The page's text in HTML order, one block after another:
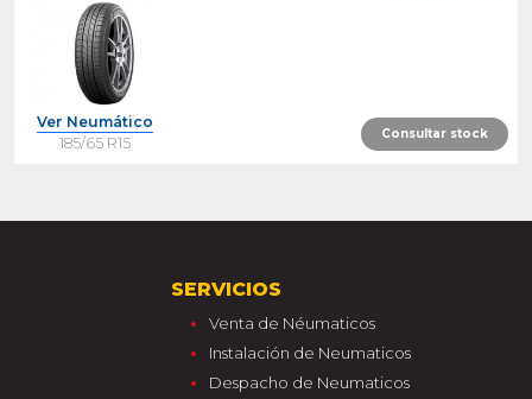
Ver Neumático
185/65 R15
Consultar stock
SERVICIOS
Venta de Néumaticos
Instalación de Neumaticos
Despacho de Neumaticos